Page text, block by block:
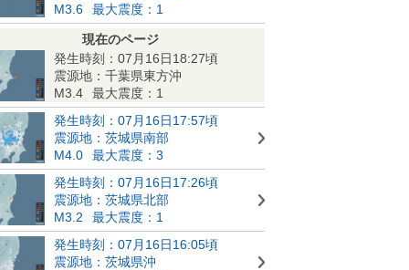
M3.6
最大震度：1
現在のページ
発生時刻：07月16日18:27頃
震源地：千葉県東方沖
M3.4
最大震度：1
発生時刻：07月16日17:57頃
震源地：茨城県南部
M4.0
最大震度：3
発生時刻：07月16日17:26頃
震源地：茨城県北部
M3.2
最大震度：1
発生時刻：07月16日16:05頃
震源地：茨城県沖